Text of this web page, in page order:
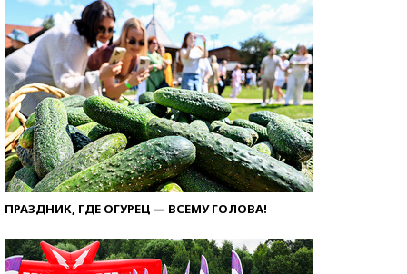
ПРАЗДНИК, ГДЕ ОГУРЕЦ — ВСЕМУ ГОЛОВА!